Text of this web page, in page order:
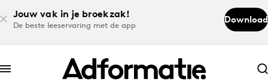
Jouw vak in je broekzak!
De beste leeservaring met de app
Download
Abonneer nu
Abonneer nu